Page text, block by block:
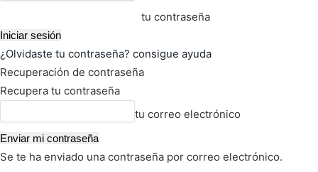
tu contraseña
¿Olvidaste tu contraseña? consigue ayuda
Recuperación de contraseña
Recupera tu contraseña
tu correo electrónico
Se te ha enviado una contraseña por correo electrónico.